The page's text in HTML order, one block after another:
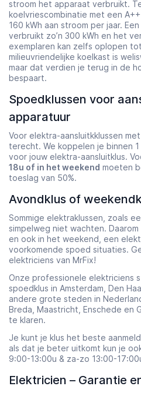
stroom het apparaat verbruikt.
koelvriescombinatie met een
160 kWh aan stroom per jaar.
verbruikt zo’n 300 kWh en het
exemplaren kan zelfs oplopen
milieuvriendelijke koelkast is
maar dat verdien je terug in de
bespaart.
Spoedklussen voor
apparatuur
Voor elektra-aansluitkklussen
terecht. We koppelen je binnen
voor jouw elektra-aansluitklus.
18u of in het weekend moeten
toeslag van 50%.
Avondklus of
Sommige elektraklussen, zoals
simpelweg niet wachten.
en ook in het weekend, een
voorkomende spoed situaties.
elektriciens van MrFix!
Onze professionele elektriciens
spoedklus in Amsterdam, Den
andere grote steden in
Breda, Maastricht, Enschede en
te klaren.
Je kunt je klus het beste
als dat je beter uitkomt kun je
9:00-13:00u & za-zo 13:00-
Elektricien – Garantie